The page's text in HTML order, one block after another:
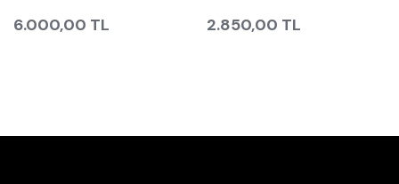
6.000,00 TL 2.850,00 TL